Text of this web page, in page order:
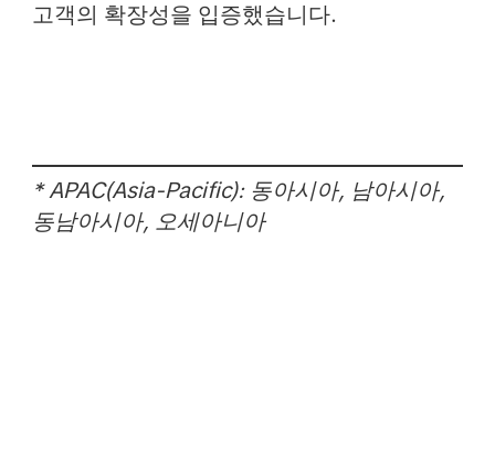
고객의 확장성을 입증했습니다.
* APAC(Asia-Pacific): 동아시아, 남아시아,
동남아시아, 오세아니아